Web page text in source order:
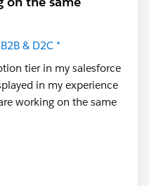
& D2C *